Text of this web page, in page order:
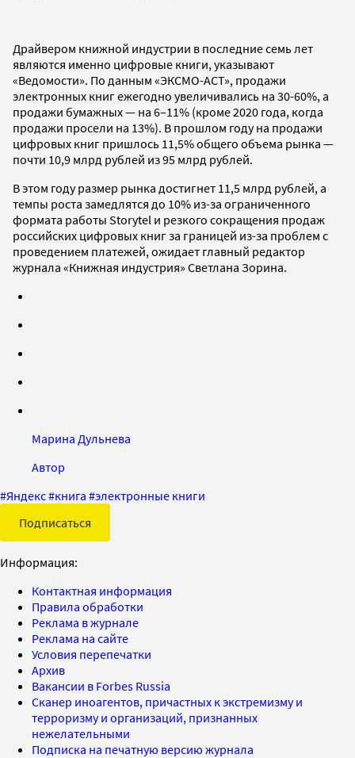
Драйвером книжной индустрии в последние семь лет
являются именно цифровые книги, указывают
«Ведомости». По данным «ЭКСМО-АСТ», продажи
электронных книг ежегодно увеличивались на 30-60%, а
продажи бумажных — на 6–11% (кроме 2020 года, когда
продажи просели на 13%). В прошлом году на продажи
цифровых книг пришлось 11,5% общего объема рынка —
почти 10,9 млрд рублей из 95 млрд рублей.
В этом году размер рынка достигнет 11,5 млрд рублей, а
темпы роста замедлятся до 10% из-за ограниченного
формата работы Storytel и резкого сокращения продаж
российских цифровых книг за границей из-за проблем с
проведением платежей, ожидает главный редактор
журнала «Книжная индустрия» Светлана Зорина.
Марина Дульнева
Автор
#Яндекс#книга #электронные книги
Подписаться
Информация:
Контактная информация
Правила обработки
Реклама в журнале
Реклама на сайте
Условия перепечатки
Архив
Вакансии в Forbes Russia
Сканер иноагентов, причастных к экстремизму и
терроризму и организаций, признанных
нежелательными
Подписка на печатную версию журнала